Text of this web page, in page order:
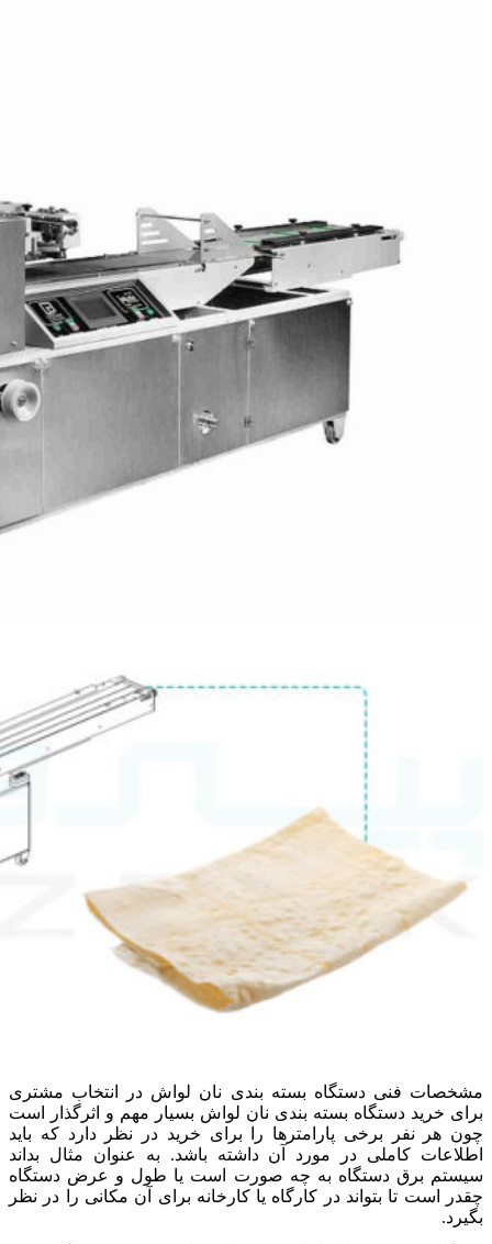
مشخصات فنی دستگاه بسته بندی نان لواش در انتخاب مشتری
برای خرید دستگاه بسته بندی نان لواش بسیار مهم و اثرگذار است
چون هر نفر برخی پارامترها را برای خرید در نظر دارد که باید
اطلاعات کاملی در مورد آن داشته باشد. به عنوان مثال بداند
سیستم برق دستگاه به چه صورت است یا طول و عرض دستگاه
چقدر است تا بتواند در کارگاه یا کارخانه برای آن مکانی را در نظر
بگیرد.